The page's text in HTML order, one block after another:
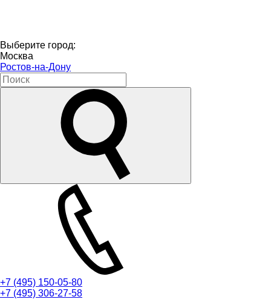
Выберите город:
Москва
Ростов-на-Дону
+7 (495) 150-05-80
+7 (495) 306-27-58